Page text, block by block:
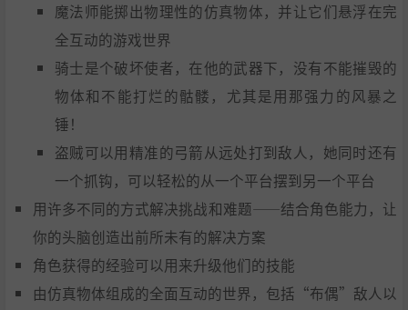
魔法师能掷出物理性的仿真物体，并让它们悬浮在完
全互动的游戏世界
骑士是个破坏使者，在他的武器下，没有不能摧毁的
物体和不能打烂的骷髅，尤其是用那强力的风暴之
锤！
盗贼可以用精准的弓箭从远处打到敌人，她同时还有
一个抓钩，可以轻松的从一个平台摆到另一个平台
用许多不同的方式解决挑战和难题——结合角色能力，让
你的头脑创造出前所未有的解决方案
角色获得的经验可以用来升级他们的技能
由仿真物体组成的全面互动的世界，包括“布偶”敌人以